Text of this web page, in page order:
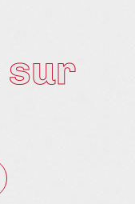
sur